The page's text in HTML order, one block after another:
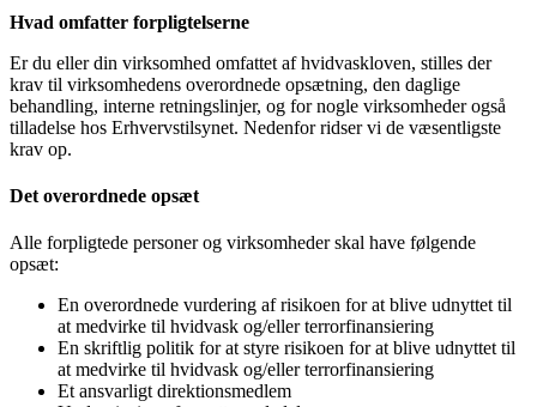
Hvad omfatter forpligtelserne
Er du eller din virksomhed omfattet af hvidvaskloven, stilles der
krav til virksomhedens overordnede opsætning, den daglige
behandling, interne retningslinjer, og for nogle virksomheder også
tilladelse hos Erhvervstilsynet. Nedenfor ridser vi de væsentligste
krav op.
Det overordnede opsæt
Alle forpligtede personer og virksomheder skal have følgende
opsæt:
En overordnede vurdering af risikoen for at blive udnyttet til
at medvirke til hvidvask og/eller terrorfinansiering
En skriftlig politik for at styre risikoen for at blive udnyttet til
at medvirke til hvidvask og/eller terrorfinansiering
Et ansvarligt direktionsmedlem